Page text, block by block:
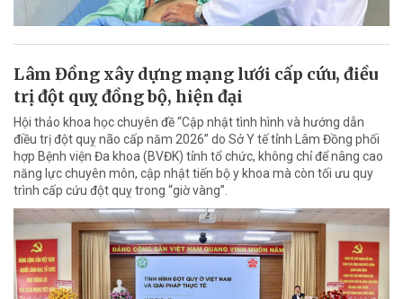
Lâm Đồng xây dựng mạng lưới cấp cứu, điều
trị đột quỵ đồng bộ, hiện đại
Hội thảo khoa học chuyên đề “Cập nhật tình hình và hướng dẫn
điều trị đột quỵ não cấp năm 2026” do Sở Y tế tỉnh Lâm Đồng phối
hợp Bệnh viện Đa khoa (BVĐK) tỉnh tổ chức, không chỉ để nâng cao
năng lực chuyên môn, cập nhật tiến bộ y khoa mà còn tối ưu quy
trình cấp cứu đột quỵ trong “giờ vàng”.